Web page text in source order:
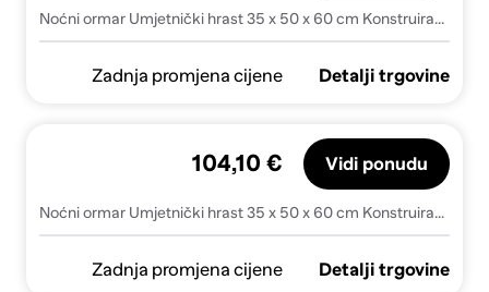
Noćni ormar Umjetnički hrast 35 x 50 x 60 cm Konstruirano drvo
Zadnja promjena cijene Detalji trgovine
Noćni ormar Umjetnički hrast 35 x 50 x 60 cm Konstruirano drvo - hrast artisan
104,10 € Vidi ponudu
Zadnja promjena cijene Detalji trgovine